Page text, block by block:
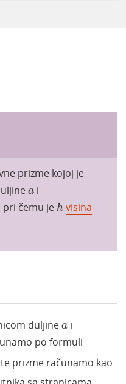
prizme kojoj je
a
a i
pri čemu je h
h visina
duljine a
a i
po formuli
prizme računamo kao